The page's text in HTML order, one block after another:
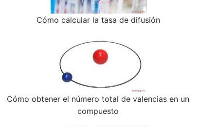
Cómo calcular la tasa de difusión
Cómo obtener el número total de valencias en un
compuesto